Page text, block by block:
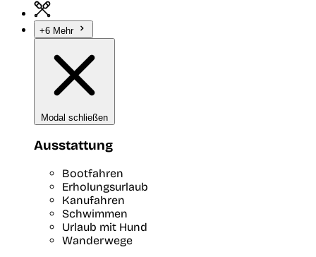
+6 Mehr
Modal schließen
Ausstattung
Bootfahren
Erholungsurlaub
Kanufahren
Schwimmen
Urlaub mit Hund
Wanderwege